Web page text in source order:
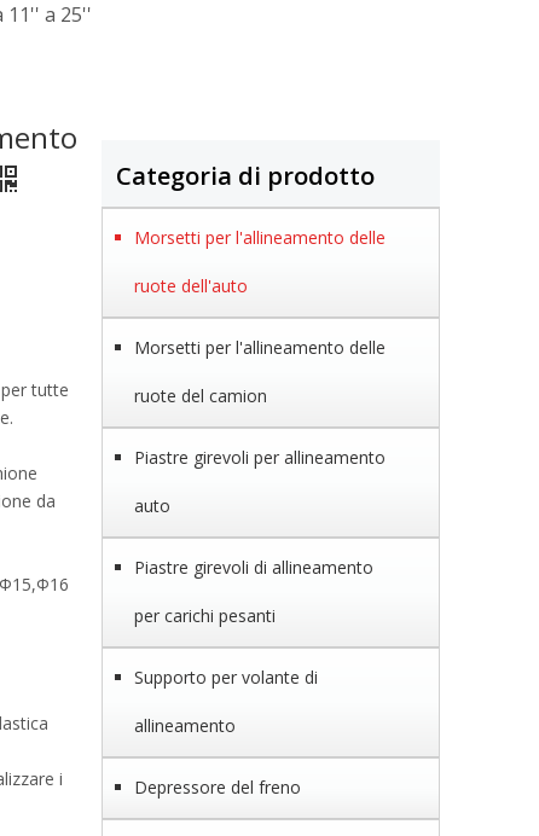
a 25''
tutte
da
i
Categoria di prodotto
Morsetti per l'allineamento delle
ruote dell'auto
Morsetti per l'allineamento delle
ruote del camion
Piastre girevoli per allineamento
auto
Piastre girevoli di allineamento
per carichi pesanti
Supporto per volante di
allineamento
Depressore del freno